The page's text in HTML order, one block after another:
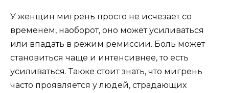
У женщин мигрень просто не исчезает со
временем, наоборот, оно может усиливаться
или впадать в режим ремиссии. Боль может
становиться чаще и интенсивнее, то есть
усиливаться. Также стоит знать, что мигрень
часто проявляется у людей, страдающих